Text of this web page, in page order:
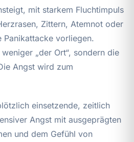
mit starkem Fluchtimpuls
Zittern, Atemnot oder
Panikattacke vorliegen.
„der Ort“, sondern die
Angst wird zum
einsetzende, zeitlich
Angst mit ausgeprägten
und dem Gefühl von